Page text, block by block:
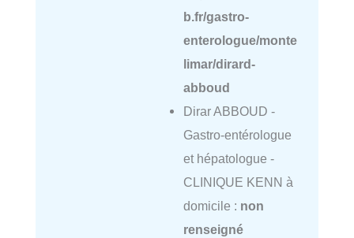
b.fr/gastro-
enterologue/monte
limar/dirard-
abboud
Dirar ABBOUD -
Gastro-entérologue
et hépatologue -
CLINIQUE KENN à
domicile : non
renseigné